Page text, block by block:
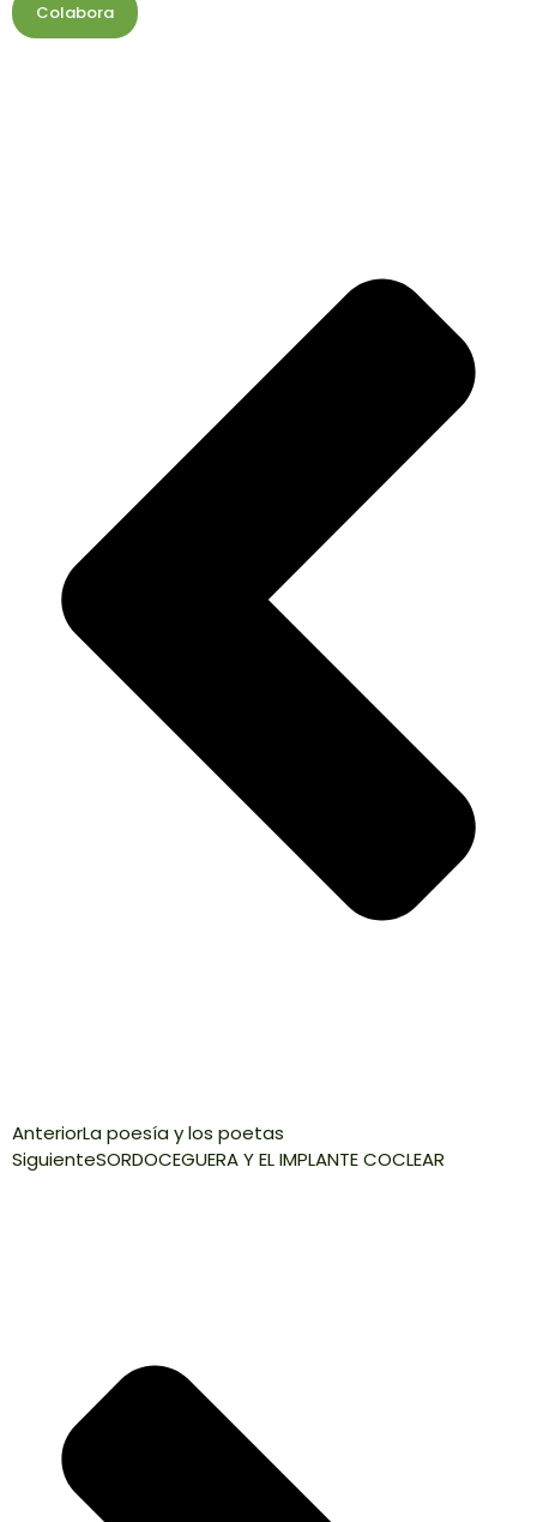
Colabora
AnteriorLa poesía y los poetas
SiguienteSORDOCEGUERA Y EL IMPLANTE COCLEAR